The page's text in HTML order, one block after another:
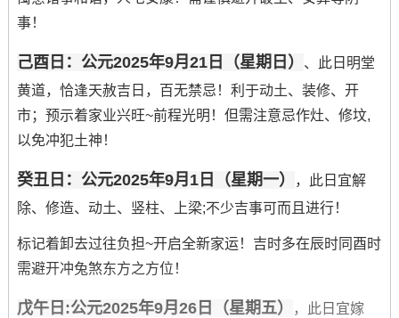
事！
己酉日：公元2025年9月21日（星期日）
、此日明堂
黄道，恰逢天赦吉日，百无禁忌！利于动土、装修、开
市；预示着家业兴旺~前程光明！但需注意忌作灶、修坟,
以免冲犯土神！
癸丑日：公元2025年9月1日（星期一）
，此日宜解
除、修造、动土、竖柱、上梁;不少吉事可而且进行！
标记着卸去过往负担~开启全新家运！吉时多在辰时同酉时
需避开冲兔煞东方之方位！
戊午日:公元2025年9月26日（星期五）
，此日宜嫁